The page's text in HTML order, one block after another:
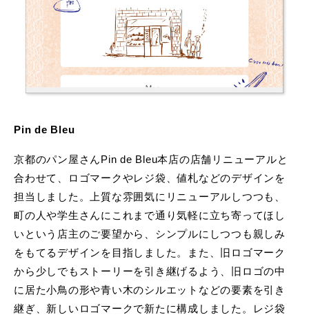
Pin de Bleu
京都のパン屋さんPin de Bleu本店の店舗リニューアルと
合わせて、ロゴマークやレジ袋、値札などのデザインを
担当しました。上質な雰囲気にリニューアルしつつも、
町の人や学生さんにこれまで通り気軽に立ち寄ってほし
いという店主のご要望から、シンプルにしつつも親しみ
をもてるデザインを目指しました。また、旧ロゴマーク
から少しでもストーリーを引き継げるよう、旧ロゴの中
に居た小鳥の形や青い木のシルエットなどの要素を引き
継ぎ、新しいロゴマークで新たに構成しました。レジ袋